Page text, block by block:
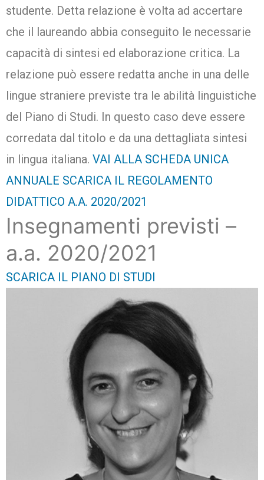
studente. Detta relazione è volta ad accertare
che il laureando abbia conseguito le necessarie
capacità di sintesi ed elaborazione critica. La
relazione può essere redatta anche in una delle
lingue straniere previste tra le abilità linguistiche
del Piano di Studi. In questo caso deve essere
corredata dal titolo e da una dettagliata sintesi
in lingua italiana. VAI ALLA SCHEDA UNICA
ANNUALE SCARICA IL REGOLAMENTO
DIDATTICO A.A. 2020/2021
Insegnamenti previsti –
a.a. 2020/2021
SCARICA IL PIANO DI STUDI